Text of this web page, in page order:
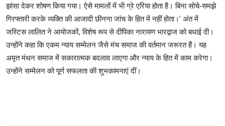
झांसा देकर शोषण किया गया। ऐसे मामलों में भी ग्रे एरिया होता है। बिना सोचे-समझे
गिरफ्तारी करके व्यक्ति की आजादी छीनना जांच के हित में नहीं होता।' अंत में
जस्टिस लालित ने आयोजकों, विशेष रूप से दीपिका नारायण भारद्वाज को बधाई दी।
उन्होंने कहा कि एकम न्याय सम्मेलन जैसे मंच समाज की वर्तमान जरूरत हैं। यह
अमृत मंथन समाज में सकारात्मक बदलाव लाएगा और न्याय के हित में काम करेगा।
उन्होंने सम्मेलन को पूर्ण सफलता की शुभकामनाएं दीं।